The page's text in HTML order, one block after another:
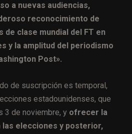
a nuevas audiencias,
reconocimiento de
de clase mundial del FT en
y la amplitud del periodismo
Post».
de suscripción es temporal,
estadounidenses, que
3 de noviembre, y ofrecer la
elecciones y posterior,